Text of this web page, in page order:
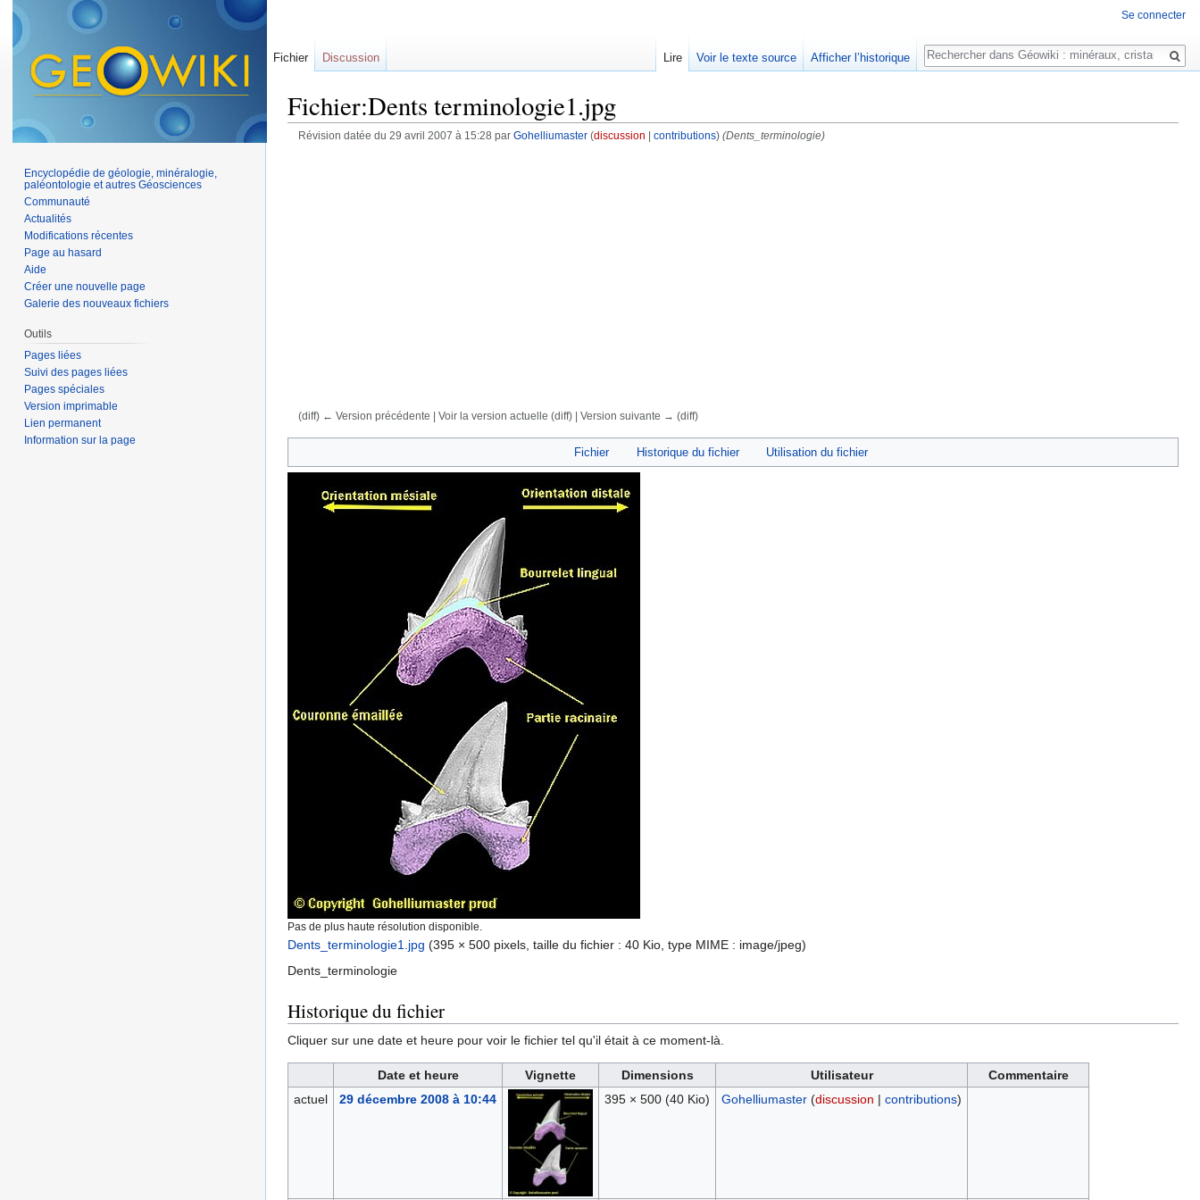
Fichier:Dents terminologie1.jpg
Révision datée du 29 avril 2007 à 15:28 par Gohelliumaster (discussion contributions) (Dents_terminologie)
(diff) ← Version précédente | Voir la version actuelle (diff) | Version suivante → (diff)
Fichier Historique du fichier Utilisation du fichier
Pas de plus haute résolution disponible.
Dents_terminologie1.jpg (395 × 500 pixels, taille du fichier : 40 Kio, type MIME : image/jpeg)
Dents_terminologie
Historique du fichier
Cliquer sur une date et heure pour voir le fichier tel qu'il était à ce moment-là.
Date et heure Vignette Dimensions Utilisateur
Commentaire
actuel
29 décembre 2008 à 10:44 395 × 500 (40 Kio) Gohelliumaster (discussion | contributions)
Se connecter
Fichier Discussion Lire Voir le texte source Afficher l’historique
Rechercher
Encyclopédie de géologie, minéralogie,
paléontologie et autres Géosciences
Communauté
Actualités
Modifications récentes
Page au hasard
Aide
Créer une nouvelle page
Galerie des nouveaux fichiers
Outils
Pages liées
Suivi des pages liées
Pages spéciales
Version imprimable
Lien permanent
Information sur la page